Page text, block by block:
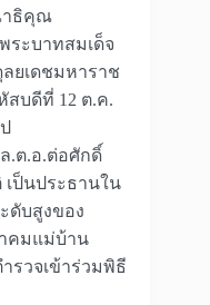
าธิคุณ
ระบาทสมเด็จ
ยเดชมหาราช
บดีที่ 12 ต.ค.
.ต.อ.ต่อศักดิ์
ป็นประธานใน
ดับสูงของ
คมแม่บ้าน
รวจเข้าร่วมพิธี